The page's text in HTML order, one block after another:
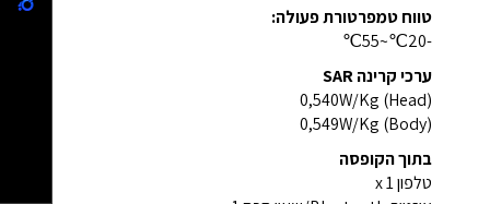
טווח טמפרטורת פעולה:
-20℃~55℃
ערכי קרינה SAR
0,540W/Kg (Head)
0,549W/Kg (Body)
בתוך הקופסה
טלפון x 1